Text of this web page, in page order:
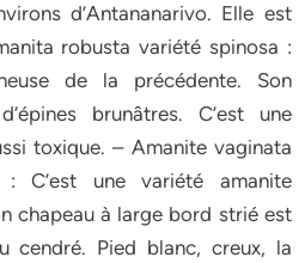
d’Antananarivo. Elle est
robusta variété spinosa :
de la précédente. Son
brunâtres. C’est une
toxique. – Amanite vaginata
C’est une variété amanite
chapeau à large bord strié est
cendré. Pied blanc, creux, la